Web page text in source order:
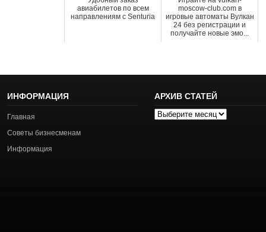
авиабилетов по всем
направлениям с Senturia
moscow-club.com в
игровые автоматы Вулкан
24 без регистрации и
получайте новые эмо...
ИНФОРМАЦИЯ
Главная
Советы бизнесменам
Информация
АРХИВ СТАТЕЙ
Архив